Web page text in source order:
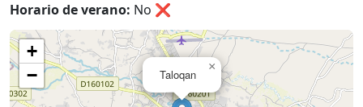
Horario de verano: No ❌
Taloqan
×
+
−